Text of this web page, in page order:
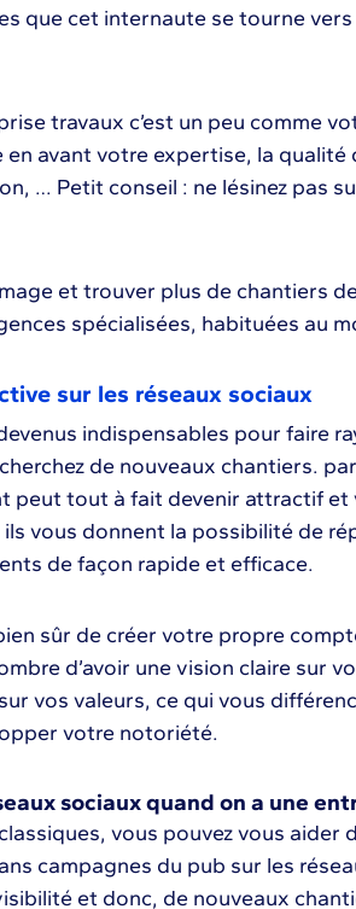
que cet internaute se tourne
travaux c’est un peu comme
avant votre expertise, la qualité
… Petit conseil : ne lésinez pas
et trouver plus de chantiers
spécialisées, habituées au
sur les réseaux sociaux
indispensables pour faire
de nouveaux chantiers.
peut tout à fait devenir attractif et
vous donnent la possibilité de
de façon rapide et efficace.
sûr de créer votre propre
d’avoir une vision claire sur
vos valeurs, ce qui vous
votre notoriété.
sociaux quand on a une
vous pouvez vous aider
campagnes du pub sur les
et donc, de nouveaux